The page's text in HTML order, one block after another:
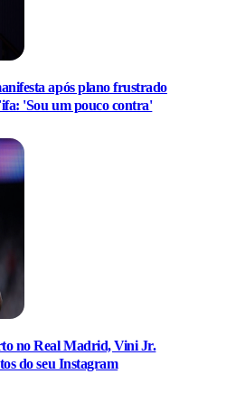
após plano frustrado
'Sou um pouco contra'
no Real Madrid, Vini Jr.
do seu Instagram